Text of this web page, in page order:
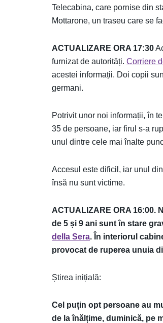
Telecabina, care pornise din
Mottarone, un traseu care se
ACTUALIZARE ORA 17:30
furnizat de autorități. Corriere
acestei informații. Doi copii
germani.
Potrivit unor noi informații, în
35 de persoane, iar firul s-a
unul dintre cele mai înalte
Accesul este dificil, iar unul
însă nu sunt victime.
ACTUALIZARE ORA 16:00.
de 5 și 9 ani sunt în stare
della Sera. În interiorul
provocat de ruperea unuia
Știrea inițială:
Cel puțin opt persoane au
de la înălțime, duminică, pe